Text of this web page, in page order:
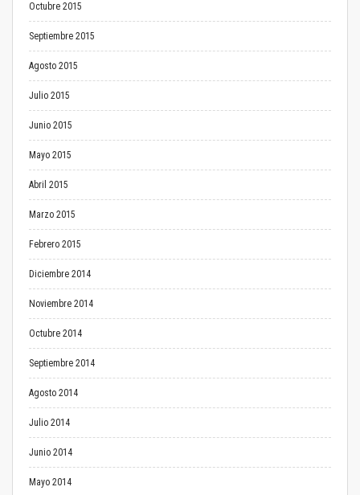
Octubre 2015
Septiembre 2015
Agosto 2015
Julio 2015
Junio 2015
Mayo 2015
Abril 2015
Marzo 2015
Febrero 2015
Diciembre 2014
Noviembre 2014
Octubre 2014
Septiembre 2014
Agosto 2014
Julio 2014
Junio 2014
Mayo 2014